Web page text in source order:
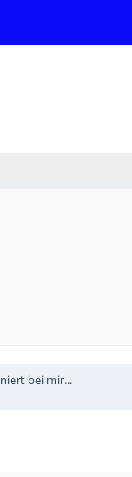
bei mir...